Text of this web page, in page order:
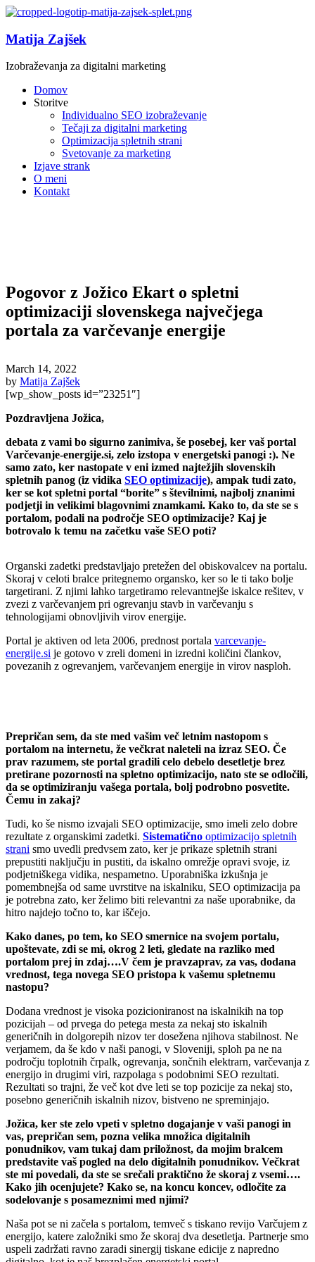
Matija Zajšek
Izobraževanja za digitalni marketing
Domov
Storitve
Individualno SEO izobraževanje
Tečaji za digitalni marketing
Optimizacija spletnih strani
Svetovanje za marketing
Izjave strank
O meni
Kontakt
Pogovor z Jožico Ekart o spletni
optimizaciji slovenskega največjega
portala za varčevanje energije
March 14, 2022
by Matija Zajšek
[wp_show_posts id=”23251″]
Pozdravljena Jožica,
debata z vami bo sigurno zanimiva, še posebej, ker vaš portal
Varčevanje-energije.si, zelo izstopa v energetski panogi :). Ne
samo zato, ker nastopate v eni izmed najtežjih slovenskih
spletnih panog (iz vidika SEO optimizacije), ampak tudi zato,
ker se kot spletni portal “borite” s številnimi, najbolj znanimi
podjetji in velikimi blagovnimi znamkami. Kako to, da ste se s
portalom, podali na področje SEO optimizacije? Kaj je
botrovalo k temu na začetku vaše SEO poti?
Organski zadetki predstavljajo pretežen del obiskovalcev na portalu.
Skoraj v celoti bralce pritegnemo organsko, ker so le ti tako bolje
targetirani. Z njimi lahko targetiramo relevantnejše iskalce rešitev, v
zvezi z varčevanjem pri ogrevanju stavb in varčevanju s
tehnologijami obnovljivih virov energije.
Portal je aktiven od leta 2006, prednost portala varcevanje-
energije.si je gotovo v zreli domeni in izredni količini člankov,
povezanih z ogrevanjem, varčevanjem energije in virov nasploh.
Prepričan sem, da ste med vašim več letnim nastopom s
portalom na internetu, že večkrat naleteli na izraz SEO. Če
prav razumem, ste portal gradili celo debelo desetletje brez
pretirane pozornosti na spletno optimizacijo, nato ste se odločili,
da se optimiziranju vašega portala, bolj podrobno posvetite.
Čemu in zakaj?
Tudi, ko še nismo izvajali SEO optimizacije, smo imeli zelo dobre
rezultate z organskimi zadetki. Sistematično optimizacijo spletnih
strani smo uvedli predvsem zato, ker je prikaze spletnih strani
prepustiti naključju in pustiti, da iskalno omrežje opravi svoje, iz
podjetniškega vidika, nespametno. Uporabniška izkušnja je
pomembnejša od same uvrstitve na iskalniku, SEO optimizacija pa
je potrebna zato, ker želimo biti relevantni za naše uporabnike, da
hitro najdejo točno to, kar iščejo.
Kako danes, po tem, ko SEO smernice na svojem portalu,
upoštevate, zdi se mi, okrog 2 leti, gledate na razliko med
portalom prej in zdaj….V čem je pravzaprav, za vas, dodana
vrednost, tega novega SEO pristopa k vašemu spletnemu
nastopu?
Dodana vrednost je visoka pozicioniranost na iskalnikih na top
pozicijah – od prvega do petega mesta za nekaj sto iskalnih
generičnih in dolgorepih nizov ter dosežena njihova stabilnost. Ne
verjamem, da še kdo v naši panogi, v Sloveniji, sploh pa ne na
področju toplotnih črpalk, ogrevanja, sončnih elektrarn, varčevanja z
energijo in drugimi viri, razpolaga s podobnimi SEO rezultati.
Rezultati so trajni, že več kot dve leti se top pozicije za nekaj sto,
posebno generičnih iskalnih nizov, bistveno ne spreminjajo.
Jožica, ker ste zelo vpeti v spletno dogajanje v vaši panogi in
vas, prepričan sem, pozna velika množica digitalnih
ponudnikov, vam tukaj dam priložnost, da mojim bralcem
predstavite vaš pogled na delo digitalnih ponudnikov. Večkrat
ste mi povedali, da ste se srečali praktično že skoraj z vsemi….
Kako jih ocenjujete? Kako se, na koncu koncev, odločite za
sodelovanje s posameznimi med njimi?
Naša pot se ni začela s portalom, temveč s tiskano revijo Varčujem z
energijo, katere založniki smo že skoraj dva desetletja. Partnerje smo
uspeli zadržati ravno zaradi sinergij tiskane edicije z napredno